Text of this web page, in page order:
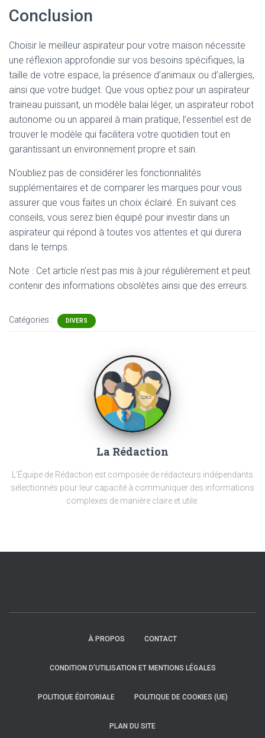
Conclusion
Choisir le meilleur aspirateur pour votre maison nécessite
une réflexion approfondie sur vos besoins spécifiques, la
taille de votre espace, la présence d’animaux ou d’allergies,
ainsi que votre budget. Que vous optiez pour un aspirateur
traineau puissant, un modèle balai léger, un aspirateur robot
autonome ou un appareil à main pratique, l’essentiel est de
trouver le modèle qui facilitera votre quotidien tout en
garantissant un environnement propre et sain.
N’oubliez pas de considérer les fonctionnalités
supplémentaires et de comparer les marques pour vous
assurer que vous faites un choix éclairé. En suivant ces
conseils, vous serez bien équipé pour investir dans un
aspirateur qui répond à toutes vos attentes et qui durera
dans le temps.
Note : Cet article n'est pas mis à jour régulièrement et peut
contenir des informations obsolètes ainsi que des erreurs.
Catégories : DIVERS
La Rédaction
L'Équipe de Rédaction est composée de rédacteurs indépendants
sélectionnés pour leur capacité à communiquer des informations
complexes de manière claire et utile.
À PROPOS CONTACT
CONDITION D’UTILISATION ET MENTIONS LÉGALES
POLITIQUE ÉDITORIALE POLITIQUE DE COOKIES (UE)
PLAN DU SITE